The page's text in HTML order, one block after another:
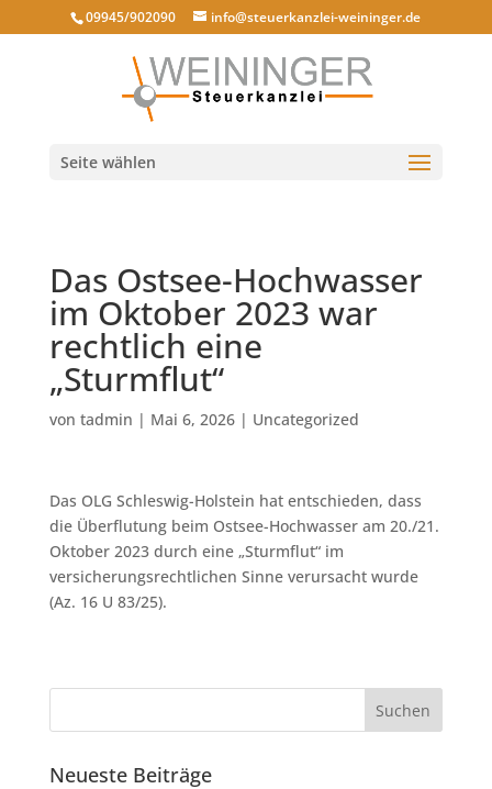
09945/902090 info@steuerkanzlei-weininger.de
Seite wählen
Das Ostsee-Hochwasser
im Oktober 2023 war
rechtlich eine
„Sturmflut“
von tadmin | Mai 6, 2026| Uncategorized
Das OLG Schleswig-Holstein hat entschieden, dass
die Überflutung beim Ostsee-Hochwasser am 20./21.
Oktober 2023 durch eine „Sturmflut“ im
versicherungsrechtlichen Sinne verursacht wurde
(Az. 16 U 83/25).
Neueste Beiträge